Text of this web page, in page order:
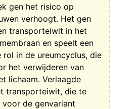
gen het risico op
verhoogt. Het gen
transporteiwit in het
en speelt een
rol in de ureumcyclus, die
het verwijderen van
lichaam. Verlaagde
transporteiwit, die te
de genvariant